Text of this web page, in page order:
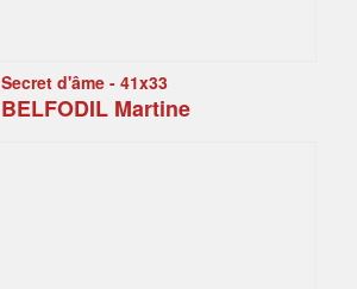
Secret d'âme - 41x33
BELFODIL Martine